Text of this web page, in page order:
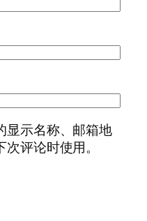
显示名称、邮箱地
评论时使用。